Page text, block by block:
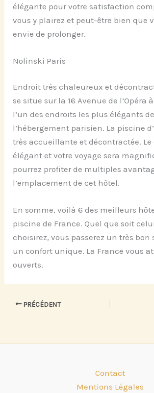
élégante pour votre satisfaction
vous y plairez et peut-être bien que
envie de prolonger.
Nolinski Paris
Endroit très chaleureux et
se situe sur la 16 Avenue de l’Opéra à
l’un des endroits les plus élégants de
l’hébergement parisien. La piscine
très accueillante et décontractée. Le
élégant et votre voyage sera
pourrez profiter de multiples
l’emplacement de cet hôtel.
En somme, voilà 6 des meilleurs
piscine de France. Quel que soit
choisirez, vous passerez un très bon
un confort unique. La France vous
ouverts.
PRÉCÉDENT
Contact
Mentions Légales